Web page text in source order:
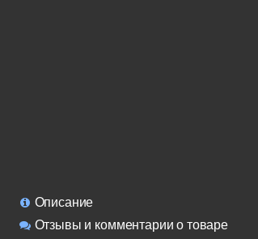
Описание
Отзывы и комментарии о товаре